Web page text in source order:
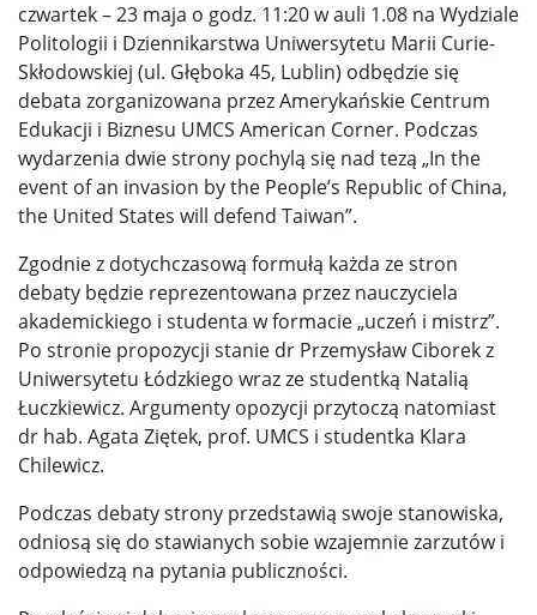
czwartek – 23 maja o godz. 11:20 w auli 1.08 na Wydziale
Politologii i Dziennikarstwa Uniwersytetu Marii Curie-
Skłodowskiej (ul. Głęboka 45, Lublin) odbędzie się
debata zorganizowana przez Amerykańskie Centrum
Edukacji i Biznesu UMCS American Corner. Podczas
wydarzenia dwie strony pochylą się nad tezą „In the
event of an invasion by the People’s Republic of China,
the United States will defend Taiwan”.
Zgodnie z dotychczasową formułą każda ze stron
debaty będzie reprezentowana przez nauczyciela
akademickiego i studenta w formacie „uczeń i mistrz”.
Po stronie propozycji stanie dr Przemysław Ciborek z
Uniwersytetu Łódzkiego wraz ze studentką Natalią
Łuczkiewicz. Argumenty opozycji przytoczą natomiast
dr hab. Agata Ziętek, prof. UMCS i studentka Klara
Chilewicz.
Podczas debaty strony przedstawią swoje stanowiska,
odniosą się do stawianych sobie wzajemnie zarzutów i
odpowiedzą na pytania publiczności.